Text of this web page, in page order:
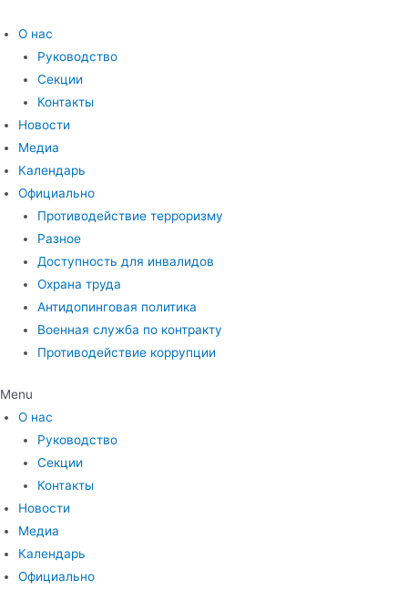
к
содержимому
О нас
Руководство
Секции
Контакты
Новости
Медиа
Календарь
Официально
Противодействие терроризму
Разное
Доступность для инвалидов
Охрана труда
Антидопинговая политика
Военная служба по контракту
Противодействие коррупции
Menu
О нас
Руководство
Секции
Контакты
Новости
Медиа
Календарь
Официально